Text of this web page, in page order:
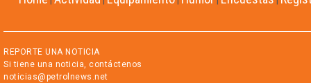
REPORTE UNA NOTICIA
Si tiene una noticia, contáctenos
noticias@petrolnews.net